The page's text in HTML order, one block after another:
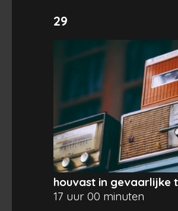
29
houvast in gevaarlijke
17 uur 00 minuten